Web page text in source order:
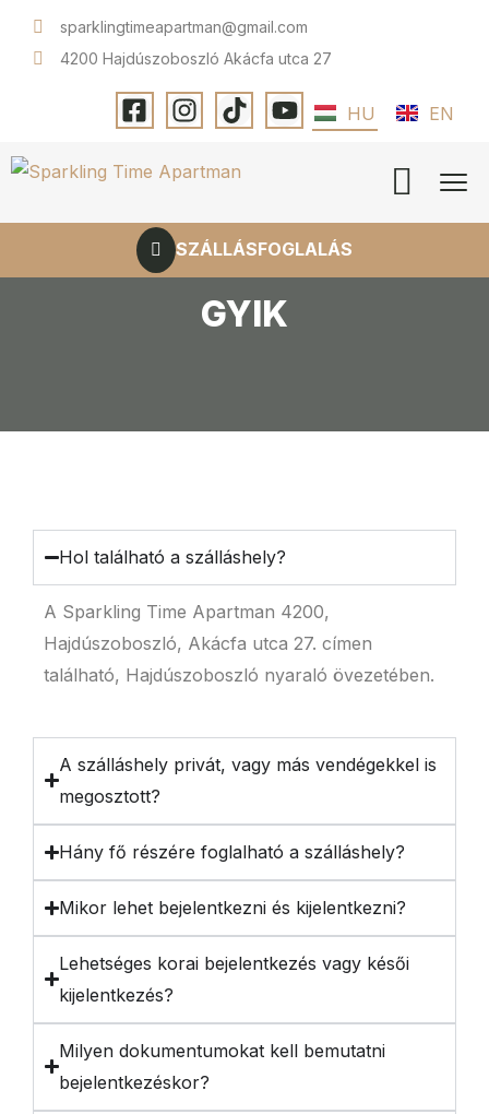
sparklingtimeapartman@gmail.com
4200 Hajdúszoboszló Akácfa utca 27
HU EN
SZÁLLÁSFOGLALÁS
GYIK
Hol található a szálláshely?
A Sparkling Time Apartman 4200,
Hajdúszoboszló, Akácfa utca 27. címen
található, Hajdúszoboszló nyaraló övezetében.
A szálláshely privát, vagy más vendégekkel is
megosztott?
Hány fő részére foglalható a szálláshely?
Mikor lehet bejelentkezni és kijelentkezni?
Lehetséges korai bejelentkezés vagy késői
kijelentkezés?
Milyen dokumentumokat kell bemutatni
bejelentkezéskor?